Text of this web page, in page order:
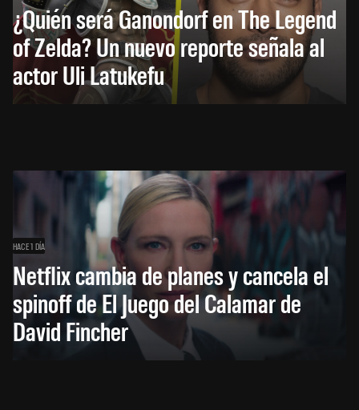
¿Quién será Ganondorf en The Legend
of Zelda? Un nuevo reporte señala al
actor Uli Latukefu
HACE 1 DÍA
Netflix cambia de planes y cancela el
spinoff de El Juego del Calamar de
David Fincher